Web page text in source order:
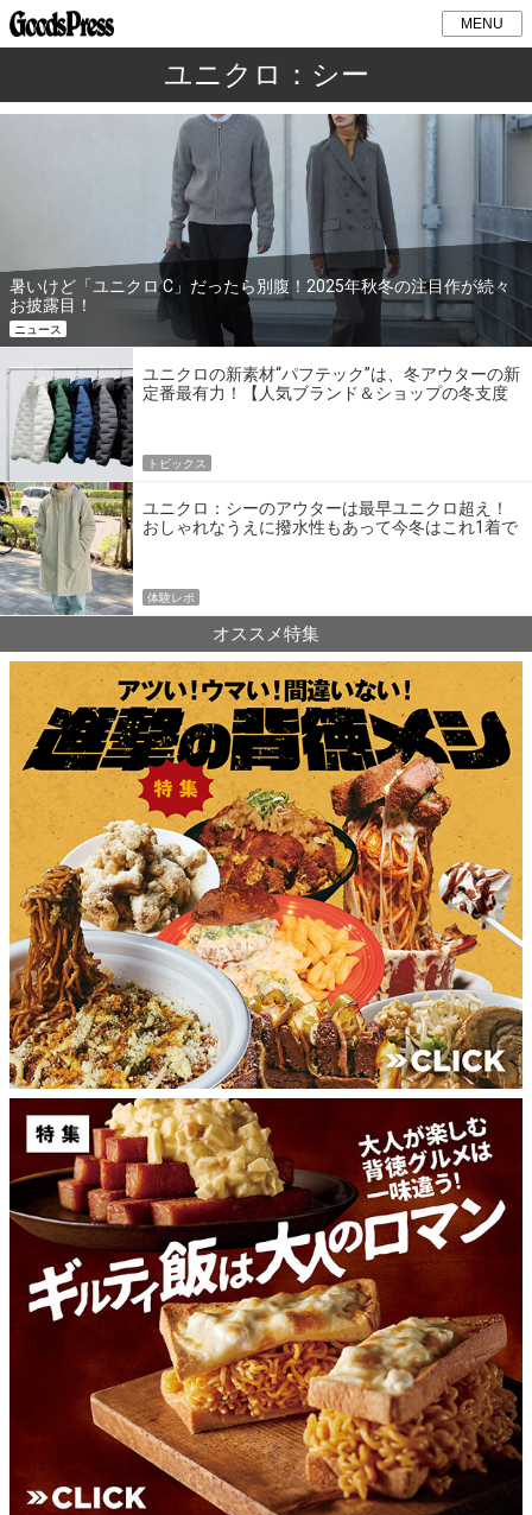
MENU
ユニクロ：シー
暑いけど「ユニクロ C」だったら別腹！2025年秋冬の注目作が続々
お披露目！
ニュース
ユニクロの新素材“パフテック”は、冬アウターの新
定番最有力！【人気ブランド＆ショップの冬支度
トピックス
ユニクロ：シーのアウターは最早ユニクロ超え！
おしゃれなうえに撥水性もあって今冬はこれ1着で
体験レポ
オススメ特集